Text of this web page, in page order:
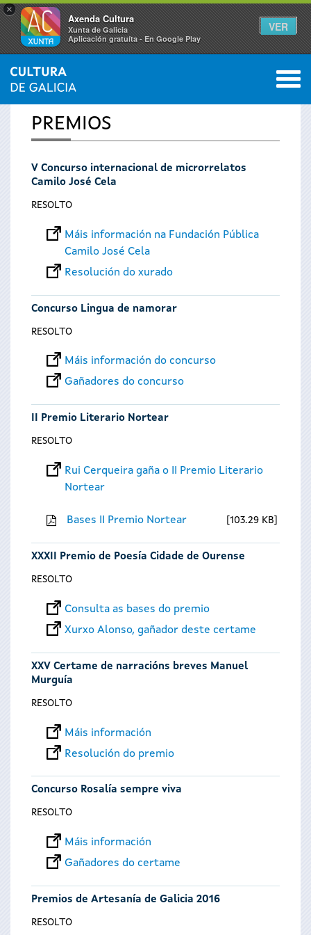
×
Axenda Cultura
Xunta de Galicia
Aplicación gratuíta - En Google Play
VER
Vostede
está
aquí
INICIO 0
PREMIOS
V Concurso internacional de microrrelatos
Camilo José Cela
RESOLTO
Máis información na Fundación Pública
Camilo José Cela
Resolución do xurado
Concurso Lingua de namorar
RESOLTO
Máis información do concurso
Gañadores do concurso
II Premio Literario Nortear
RESOLTO
Rui Cerqueira gaña o II Premio Literario
Nortear
Bases II Premio Nortear 103.29 KB
XXXII Premio de Poesía Cidade de Ourense
RESOLTO
Consulta as bases do premio
Xurxo Alonso, gañador deste certame
XXV Certame de narracións breves Manuel
Murguía
RESOLTO
Máis información
Resolución do premio
Concurso Rosalía sempre viva
RESOLTO
Máis información
Gañadores do certame
Premios de Artesanía de Galicia 2016
RESOLTO